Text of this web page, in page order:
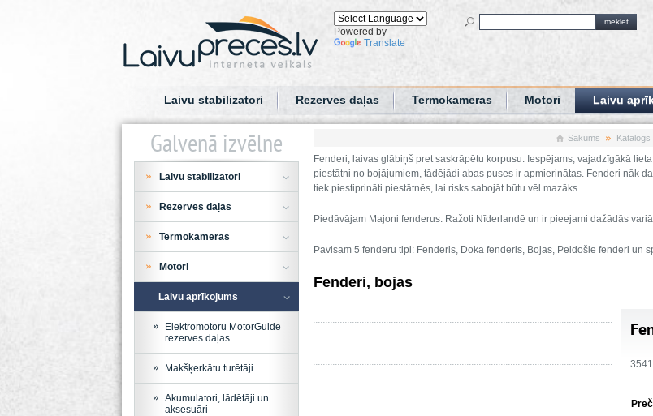
Powered by
Translate
meklēt
Laivu stabilizatori Rezerves daļas Termokameras Motori Laivu
Sākums Katalogs
Fenderi, laivas glābiņš pret saskrāpētu korpusu. Iespējams, vajadzīgākā
piestātni no bojājumiem, tādējādi abas puses ir apmierinātas. Fenderi nāk
tiek piestiprināti piestātnēs, lai risks sabojāt būtu vēl mazāks.
Piedāvājam Majoni fenderus. Ražoti Nīderlandē un ir pieejami dažādās
Pavisam 5 fenderu tipi: Fenderis, Doka fenderis, Bojas, Peldošie fenderi un
Fenderi, bojas
3541
Galvenā izvēlne
Laivu stabilizatori
Rezerves daļas
Termokameras
Motori
Laivu aprīkojums
Elektromotoru MotorGuide
rezerves daļas
Makšķerkātu turētāji
Akumulatori, lādētāji un
aksesuāri